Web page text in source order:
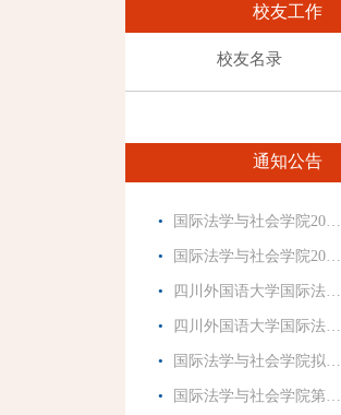
校友工作
校友名录
通知公告
· 国际法学与社会学院20…
· 国际法学与社会学院20…
· 四川外国语大学国际法…
· 四川外国语大学国际法…
· 国际法学与社会学院拟…
· 国际法学与社会学院第…